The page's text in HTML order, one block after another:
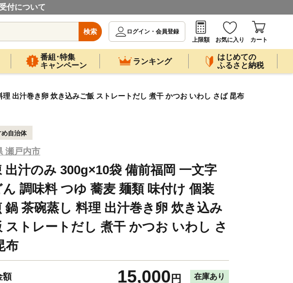
付について
検索
ログイン・会員登録
上限額
お気に入り カート
番組･特集
キャンペーン
ランキング
はじめての
ふるさと納税
出汁巻き卵 炊き込みご飯 ストレートだし 煮干 かつお いわし さば 昆布
め自治体
瀬戸内市
出汁のみ 300g×10袋 備前福岡 一文字
ん 調味料 つゆ 蕎麦 麺類 味付け 個装
鍋 茶碗蒸し 料理 出汁巻き卵 炊き込み
ストレートだし 煮干 かつお いわし さ
布
額 15,000 円 在庫あり